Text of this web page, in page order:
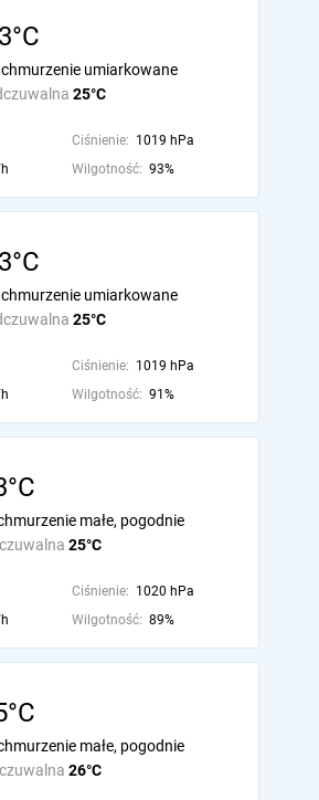
25°C
umiarkowane
Ciśnienie: 1019 hPa
Wilgotność: 93%
25°C
umiarkowane
Ciśnienie: 1019 hPa
Wilgotność: 91%
25°C
małe, pogodnie
Ciśnienie: 1020 hPa
Wilgotność: 89%
26°C
małe, pogodnie